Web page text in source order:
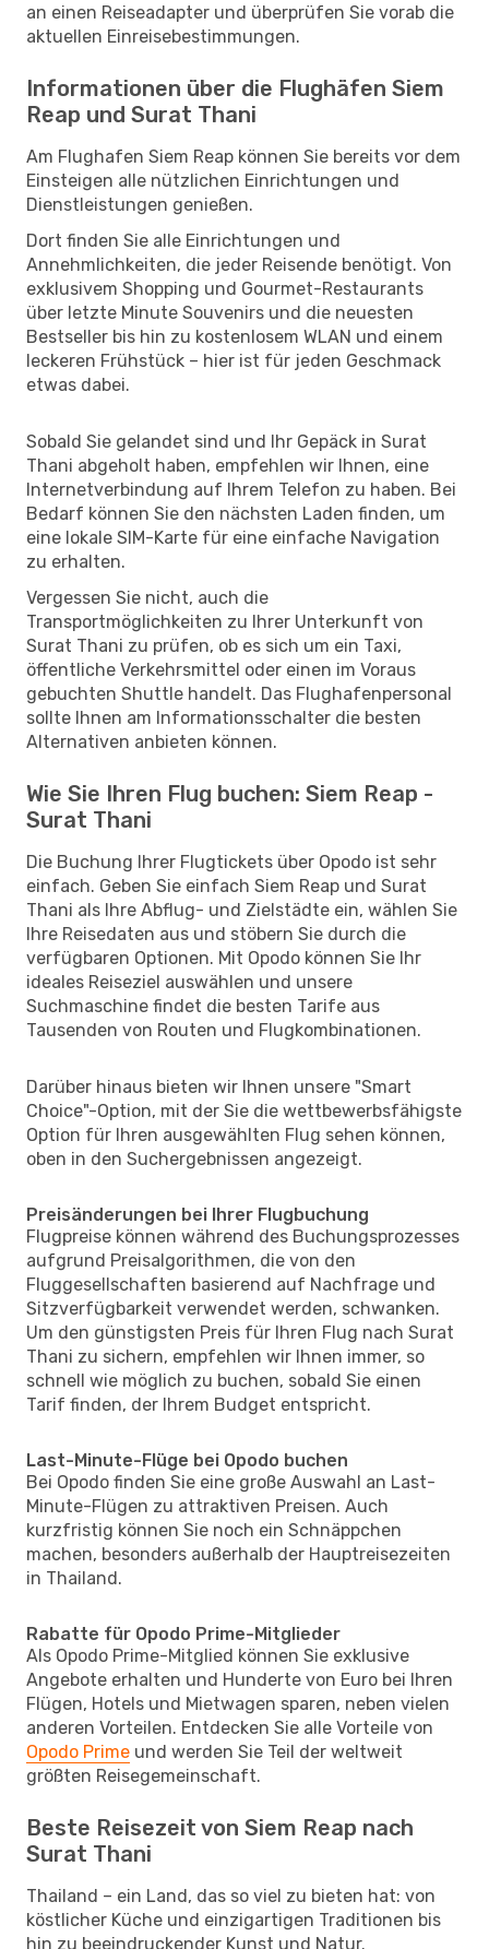
an einen Reiseadapter und überprüfen Sie vorab die
aktuellen Einreisebestimmungen.
Informationen über die Flughäfen Siem
Reap und Surat Thani
Am Flughafen Siem Reap können Sie bereits vor dem
Einsteigen alle nützlichen Einrichtungen und
Dienstleistungen genießen.
Dort finden Sie alle Einrichtungen und
Annehmlichkeiten, die jeder Reisende benötigt. Von
exklusivem Shopping und Gourmet-Restaurants
über letzte Minute Souvenirs und die neuesten
Bestseller bis hin zu kostenlosem WLAN und einem
leckeren Frühstück – hier ist für jeden Geschmack
etwas dabei.
Sobald Sie gelandet sind und Ihr Gepäck in Surat
Thani abgeholt haben, empfehlen wir Ihnen, eine
Internetverbindung auf Ihrem Telefon zu haben. Bei
Bedarf können Sie den nächsten Laden finden, um
eine lokale SIM-Karte für eine einfache Navigation
zu erhalten.
Vergessen Sie nicht, auch die
Transportmöglichkeiten zu Ihrer Unterkunft von
Surat Thani zu prüfen, ob es sich um ein Taxi,
öffentliche Verkehrsmittel oder einen im Voraus
gebuchten Shuttle handelt. Das Flughafenpersonal
sollte Ihnen am Informationsschalter die besten
Alternativen anbieten können.
Wie Sie Ihren Flug buchen: Siem Reap -
Surat Thani
Die Buchung Ihrer Flugtickets über Opodo ist sehr
einfach. Geben Sie einfach Siem Reap und Surat
Thani als Ihre Abflug- und Zielstädte ein, wählen Sie
Ihre Reisedaten aus und stöbern Sie durch die
verfügbaren Optionen. Mit Opodo können Sie Ihr
ideales Reiseziel auswählen und unsere
Suchmaschine findet die besten Tarife aus
Tausenden von Routen und Flugkombinationen.
Darüber hinaus bieten wir Ihnen unsere "Smart
Choice"-Option, mit der Sie die wettbewerbsfähigste
Option für Ihren ausgewählten Flug sehen können,
oben in den Suchergebnissen angezeigt.
Preisänderungen bei Ihrer Flugbuchung
Flugpreise können während des Buchungsprozesses
aufgrund Preisalgorithmen, die von den
Fluggesellschaften basierend auf Nachfrage und
Sitzverfügbarkeit verwendet werden, schwanken.
Um den günstigsten Preis für Ihren Flug nach Surat
Thani zu sichern, empfehlen wir Ihnen immer, so
schnell wie möglich zu buchen, sobald Sie einen
Tarif finden, der Ihrem Budget entspricht.
Last-Minute-Flüge bei Opodo buchen
Bei Opodo finden Sie eine große Auswahl an Last-
Minute-Flügen zu attraktiven Preisen. Auch
kurzfristig können Sie noch ein Schnäppchen
machen, besonders außerhalb der Hauptreisezeiten
in Thailand.
Rabatte für Opodo Prime-Mitglieder
Als Opodo Prime-Mitglied können Sie exklusive
Angebote erhalten und Hunderte von Euro bei Ihren
Flügen, Hotels und Mietwagen sparen, neben vielen
anderen Vorteilen. Entdecken Sie alle Vorteile von
Opodo Prime und werden Sie Teil der weltweit
größten Reisegemeinschaft.
Beste Reisezeit von Siem Reap nach
Surat Thani
Thailand – ein Land, das so viel zu bieten hat: von
köstlicher Küche und einzigartigen Traditionen bis
hin zu beeindruckender Kunst und Natur.